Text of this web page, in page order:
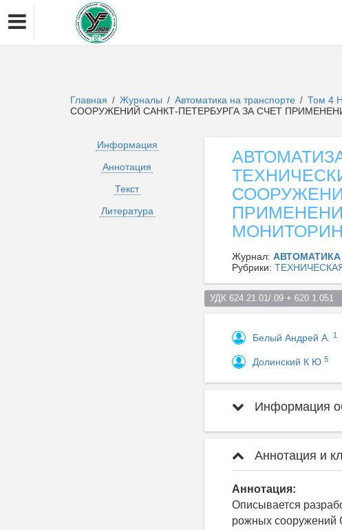
Главная / Журналы / Автоматика на транспорте / Том 4
СООРУЖЕНИЙ САНКТ-ПЕТЕРБУРГА ЗА СЧЕТ
Информация
Аннотация
Текст
Литература
Журнал:
Рубрики:
УДК 624.21.01/.09 + 620.1.051
Белый Андрей А. 1
Долинский К Ю 5
Информация
Аннотация и
Аннотация:
Описывается
рожных сооружений